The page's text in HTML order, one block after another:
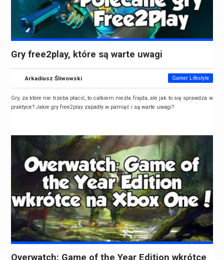
Gry free2play, które są warte uwagi
Arkadiusz Śliwowski Gamer Lifestyle
Gry, za które nie trzeba płacić, to całkiem niezła frajda, ale jak to się sprawdza w
praktyce? Jakie gry free2play zapadły w pamięć i są warte uwagi?
Overwatch: Game of the Year Edition wkrótce